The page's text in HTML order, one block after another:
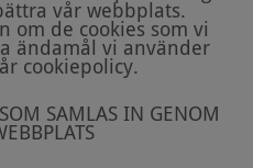
vår webbplats.
om de cookies som vi
ändamål vi använder
cookiepolicy.
SAMLAS IN GENOM